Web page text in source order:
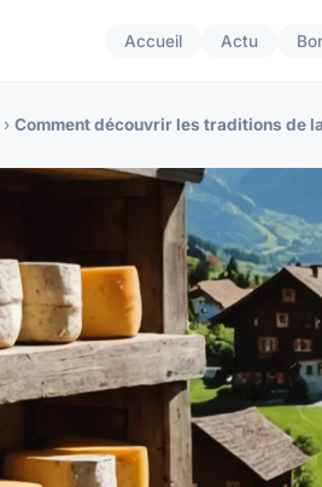
Accueil Actu
› Comment découvrir les traditions de